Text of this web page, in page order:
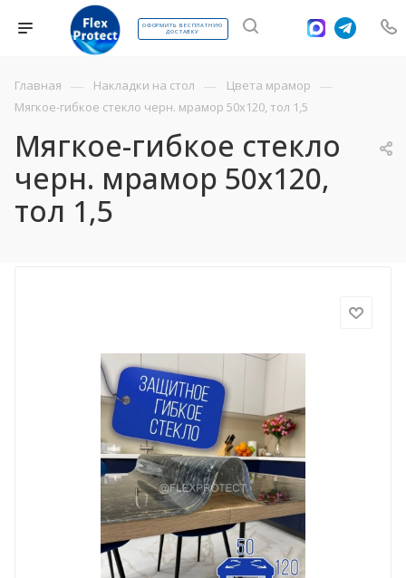
ОФОРМИТЬ БЕСПЛАТНУЮ
ДОСТАВКУ
Главная — Накладки на стол — Цвета мрамор —
Мягкое-гибкое стекло черн. мрамор 50х120, тол 1,5
Мягкое-гибкое стекло
черн. мрамор 50х120,
тол 1,5